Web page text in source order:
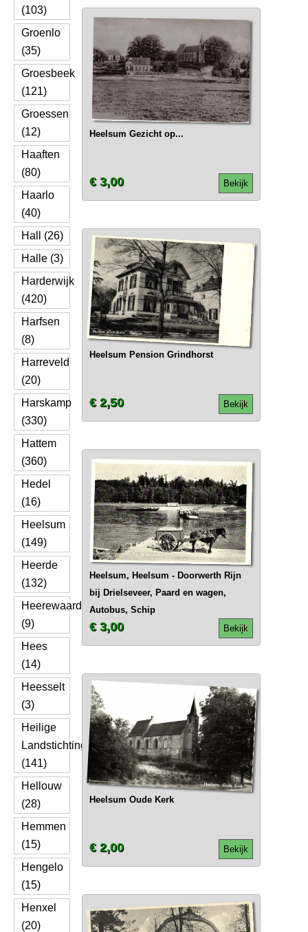
(103)
Groenlo
(35)
Groesbeek
(121)
Groessen
(12)
Haaften
(80)
Haarlo
(40)
Hall (26)
Halle (3)
Harderwijk
(420)
Harfsen
(8)
Harreveld
(20)
Harskamp
(330)
Hattem
(360)
Hedel
(16)
Heelsum
(149)
Heerde
(132)
Heerewaarden
(9)
Hees
(14)
Heesselt
(3)
Heilige
Landstichting
(141)
Hellouw
(28)
Hemmen
(15)
Hengelo
(15)
Henxel
(20)
Heelsum Gezicht op...
Bekijk
€ 3,00
Heelsum Pension Grindhorst
Bekijk
€ 2,50
Heelsum, Heelsum - Doorwerth Rijn
bij Drielseveer, Paard en wagen,
Autobus, Schip
Bekijk
€ 3,00
Heelsum Oude Kerk
Bekijk
€ 2,00